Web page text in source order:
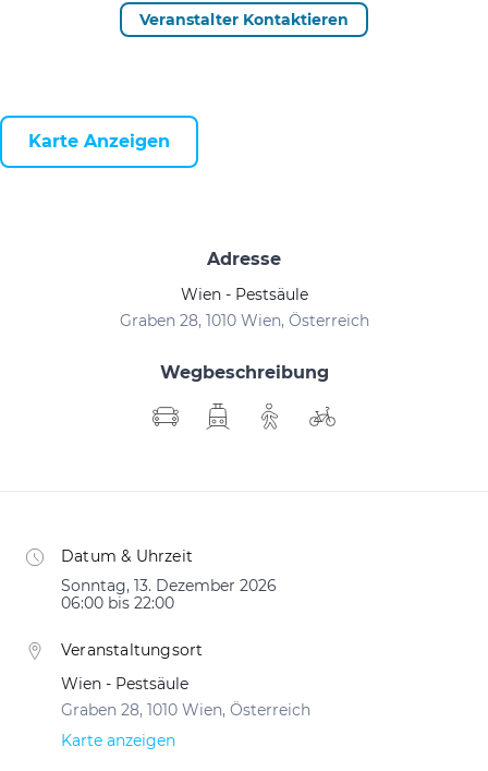
Veranstalter Kontaktieren
Karte Anzeigen
Adresse
Wien - Pestsäule
Graben 28, 1010 Wien, Österreich
Wegbeschreibung
Datum & Uhrzeit
Sonntag, 13. Dezember 2026
06:00 bis 22:00
Veranstaltungsort
Wien - Pestsäule
Graben 28, 1010 Wien, Österreich
Karte anzeigen